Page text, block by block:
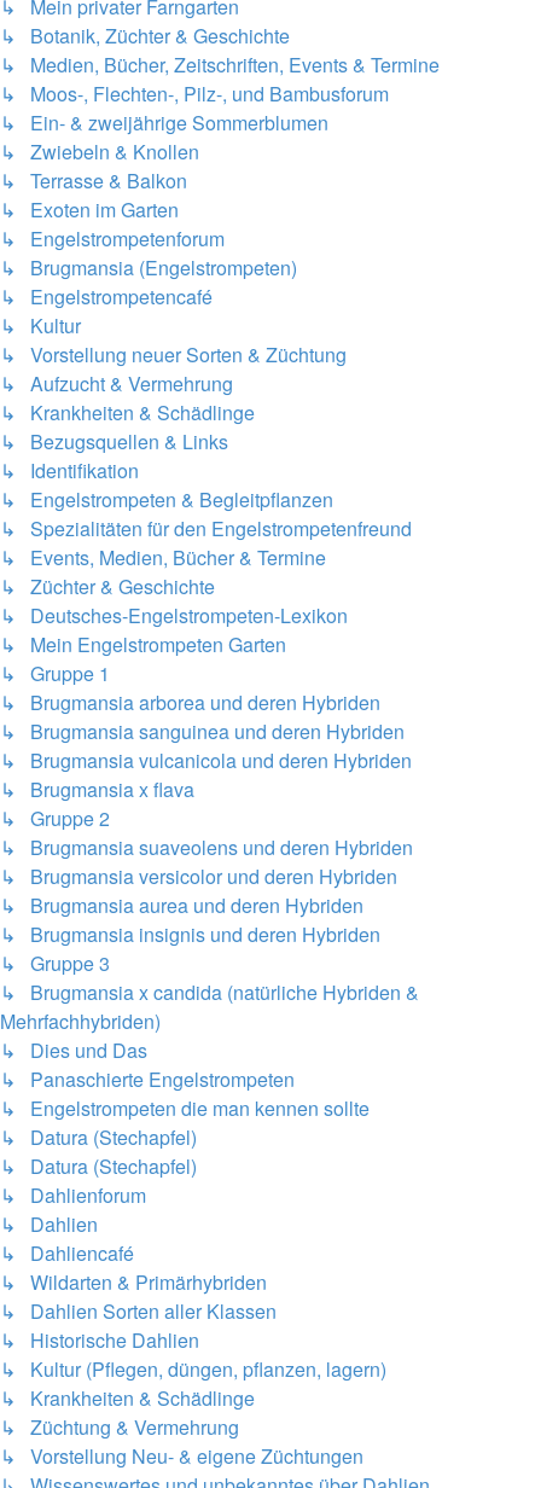
↳ Mein privater Farngarten
↳ Botanik, Züchter & Geschichte
↳ Medien, Bücher, Zeitschriften, Events & Termine
↳ Moos-, Flechten-, Pilz-, und Bambusforum
↳ Ein- & zweijährige Sommerblumen
↳ Zwiebeln & Knollen
↳ Terrasse & Balkon
↳ Exoten im Garten
↳ Engelstrompetenforum
↳ Brugmansia (Engelstrompeten)
↳ Engelstrompetencafé
↳ Kultur
↳ Vorstellung neuer Sorten & Züchtung
↳ Aufzucht & Vermehrung
↳ Krankheiten & Schädlinge
↳ Bezugsquellen & Links
↳ Identifikation
↳ Engelstrompeten & Begleitpflanzen
↳ Spezialitäten für den Engelstrompetenfreund
↳ Events, Medien, Bücher & Termine
↳ Züchter & Geschichte
↳ Deutsches-Engelstrompeten-Lexikon
↳ Mein Engelstrompeten Garten
↳ Gruppe 1
↳ Brugmansia arborea und deren Hybriden
↳ Brugmansia sanguinea und deren Hybriden
↳ Brugmansia vulcanicola und deren Hybriden
↳ Brugmansia x flava
↳ Gruppe 2
↳ Brugmansia suaveolens und deren Hybriden
↳ Brugmansia versicolor und deren Hybriden
↳ Brugmansia aurea und deren Hybriden
↳ Brugmansia insignis und deren Hybriden
↳ Gruppe 3
↳ Brugmansia x candida (natürliche Hybriden &
Mehrfachhybriden)
↳ Dies und Das
↳ Panaschierte Engelstrompeten
↳ Engelstrompeten die man kennen sollte
↳ Datura (Stechapfel)
↳ Datura (Stechapfel)
↳ Dahlienforum
↳ Dahlien
↳ Dahliencafé
↳ Wildarten & Primärhybriden
↳ Dahlien Sorten aller Klassen
↳ Historische Dahlien
↳ Kultur (Pflegen, düngen, pflanzen, lagern)
↳ Krankheiten & Schädlinge
↳ Züchtung & Vermehrung
↳ Vorstellung Neu- & eigene Züchtungen